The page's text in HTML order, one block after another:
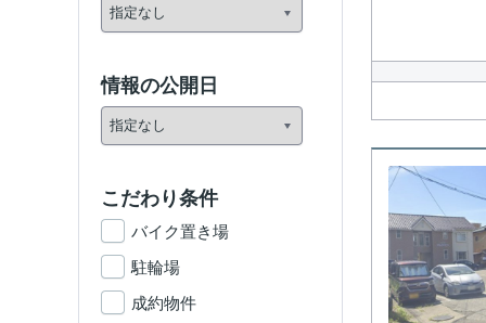
情報の公開日
こだわり条件
バイク置き場
駐輪場
成約物件